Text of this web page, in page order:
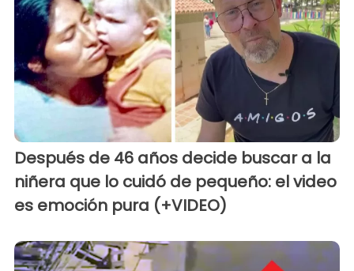
Después de 46 años decide buscar a la
niñera que lo cuidó de pequeño: el video
es emoción pura (+VIDEO)